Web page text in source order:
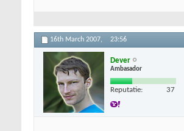
16th March 2007, 23:56
Dever
Ambasador
Reputatie: 37